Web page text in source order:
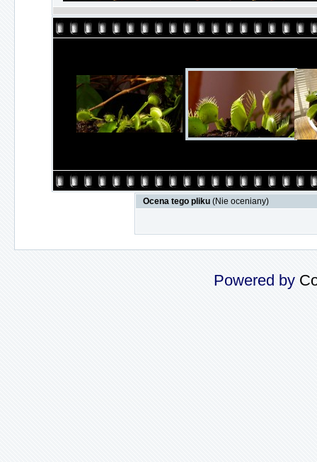
Ocena tego pliku (Nie oceniany)
Powered by